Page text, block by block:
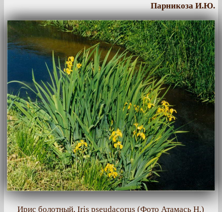
Парникоза И.Ю.
Ирис болотный, Iris pseudacorus (Фото Атамась Н.)